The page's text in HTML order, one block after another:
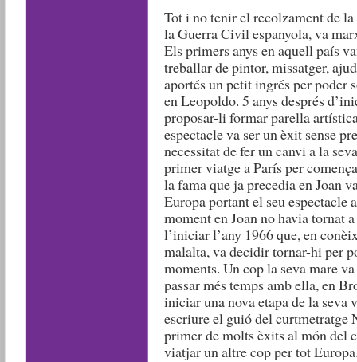
Tot i no tenir el recolzament de
la Guerra Civil espanyola, va
Els primers anys en aquell país
treballar de pintor, missatger,
aportés un petit ingrés per poder
en Leopoldo. 5 anys després
proposar-li formar parella
espectacle va ser un èxit sense
necessitat de fer un canvi a la
primer viatge a París per
la fama que ja precedia en Joan
Europa portant el seu espectacle
moment en Joan no havia tornat
l’iniciar l’any 1966 que, en
malalta, va decidir tornar-hi per
moments. Un cop la seva mare
passar més temps amb ella, en
iniciar una nova etapa de la
escriure el guió del curtmetratge
primer de molts èxits al món del
viatjar un altre cop per tot